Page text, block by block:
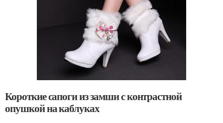
Короткие сапоги из замши с контрастной
опушкой на каблуках